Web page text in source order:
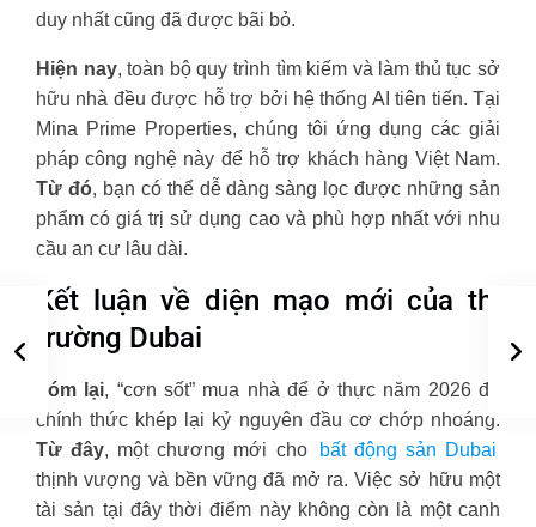
duy nhất cũng đã được bãi bỏ.
Hiện nay, toàn bộ quy trình tìm kiếm và làm thủ tục sở
hữu nhà đều được hỗ trợ bởi hệ thống AI tiên tiến. Tại
Mina Prime Properties, chúng tôi ứng dụng các giải
pháp công nghệ này để hỗ trợ khách hàng Việt Nam.
Từ đó, bạn có thể dễ dàng sàng lọc được những sản
phẩm có giá trị sử dụng cao và phù hợp nhất với nhu
cầu an cư lâu dài.
Kết luận về diện mạo mới của thị
trường Dubai
Tóm lại, “cơn sốt” mua nhà để ở thực năm 2026 đã
chính thức khép lại kỷ nguyên đầu cơ chớp nhoáng.
Từ đây, một chương mới cho
bất động sản Dubai
thịnh vượng và bền vững đã mở ra. Việc sở hữu một
tài sản tại đây thời điểm này không còn là một canh